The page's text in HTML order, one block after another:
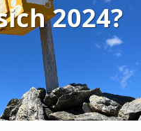
2024?